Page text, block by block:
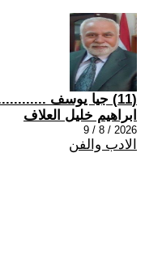
(11) جيا يوسف ................نبع بعيد الغور
ابراهيم خليل العلاف
2026 / 8 / 9
الادب والفن